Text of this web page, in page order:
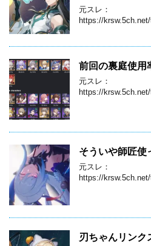
元スレ：
https://
前回の裏庭使用
元スレ：
https://
そういや師匠使
元スレ：
https://
刃ちゃんリンク